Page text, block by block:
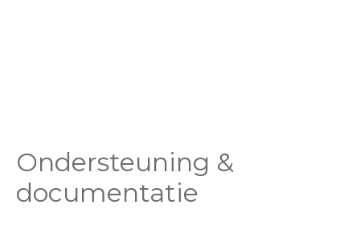
Ondersteuning &
documentatie